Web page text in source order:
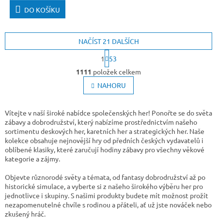
DO KOŠÍKU
O
v
l
á
a
c
í
p
r
y
v
ý
p
NAČÍST 21 DALŠÍCH
S
t
r
á
n
k
v
á
n
í
1
53
1111 položek celkem
NAHORU
Vítejte v naší široké nabídce společenských her! Ponořte se do světa
zábavy a dobrodružství, který nabízíme prostřednictvím našeho
sortimentu deskových her, karetních her a strategických her. Naše
kolekce obsahuje nejnovější hry od předních českých vydavatelů i
oblíbené klasiky, které zaručují hodiny zábavy pro všechny věkové
kategorie a zájmy.
Objevte různorodé světy a témata, od fantasy dobrodružství až po
historické simulace, a vyberte si z našeho širokého výběru her pro
jednotlivce i skupiny. S našimi produkty budete mít možnost prožít
nezapomenutelné chvíle s rodinou a přáteli, ať už jste nováček nebo
zkušený hráč.